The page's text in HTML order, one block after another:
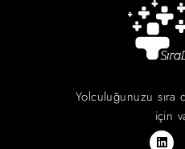
Yolculuğunuzu sıra
için